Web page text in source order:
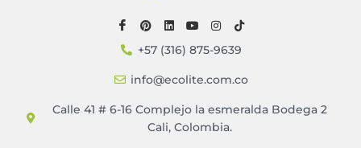
+57 (316) 875-9639
info@ecolite.com.co
Calle 41 # 6-16 Complejo la esmeralda Bodega 2
Cali, Colombia.